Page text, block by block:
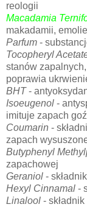
reologii
Macadamia
makadamii,
Parfum -
Tocopheryl
stanów
poprawia
BHT-
Isoeugenol -
imituje zapach
Coumarin -
zapach
Butyphenyl
zapachowej
Geraniol -
Hexyl Cinnamal -
Linalool -